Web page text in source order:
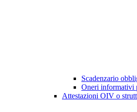
Scadenzario
Oneri informativi
Attestazioni OIV o